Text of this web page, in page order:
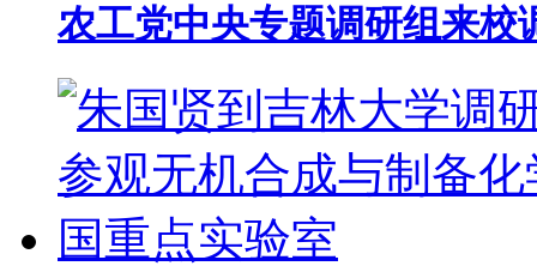
农工党中央专题调研组来校